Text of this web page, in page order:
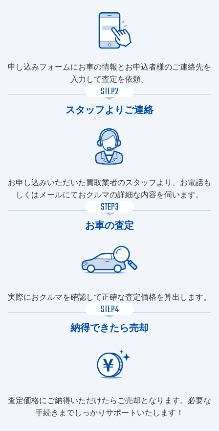
申し込みフォームにお車の情報とお申込者様のご連絡先を
入力して査定を依頼。
STEP2
スタッフよりご連絡
お申し込みいただいた買取業者のスタッフより、お電話も
しくはメールにておクルマの詳細な内容を伺います。
STEP3
お車の査定
実際におクルマを確認して正確な査定価格を算出します。
STEP4
納得できたら売却
査定価格にご納得いただけたらご売却となります。必要な
手続きまでしっかりサポートいたします！